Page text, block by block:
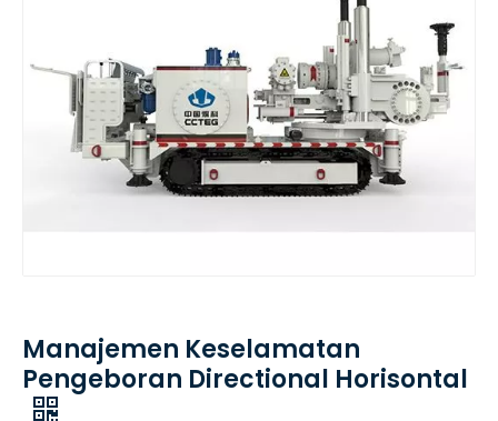
Manajemen Keselamatan
Pengeboran Directional Horisontal